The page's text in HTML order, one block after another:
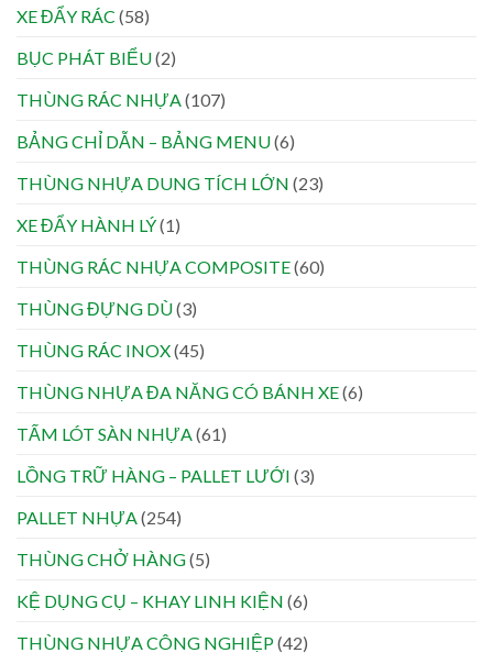
XE ĐẨY RÁC (58)
BỤC PHÁT BIỂU(2)
THÙNG RÁC NHỰA(107)
BẢNG CHỈ DẪN – BẢNG MENU(6)
THÙNG NHỰA DUNG TÍCH LỚN (23)
XE ĐẨY HÀNH LÝ(1)
THÙNG RÁC NHỰA COMPOSITE(60)
THÙNG ĐỰNG DÙ(3)
THÙNG RÁC INOX(45)
THÙNG NHỰA ĐA NĂNG CÓ BÁNH XE(6)
TẤM LÓT SÀN NHỰA(61)
LỒNG TRỮ HÀNG – PALLET LƯỚI (3)
PALLET NHỰA(254)
THÙNG CHỞ HÀNG(5)
KỆ DỤNG CỤ – KHAY LINH KIỆN (6)
THÙNG NHỰA CÔNG NGHIỆP(42)